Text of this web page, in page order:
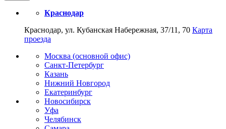
Краснодар
Краснодар, ул. Кубанская Набережная, 37/11, 70 Карта
проезда
Москва (основной офис)
Санкт-Петербург
Казань
Нижний Новгород
Екатеринбург
Новосибирск
Уфа
Челябинск